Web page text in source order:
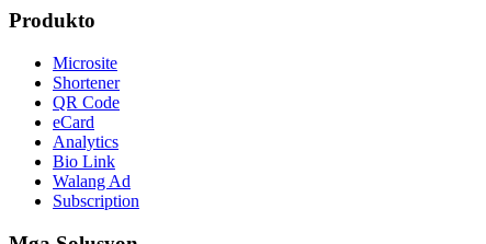
Produkto
Microsite
Shortener
QR Code
eCard
Analytics
Bio Link
Walang Ad
Subscription